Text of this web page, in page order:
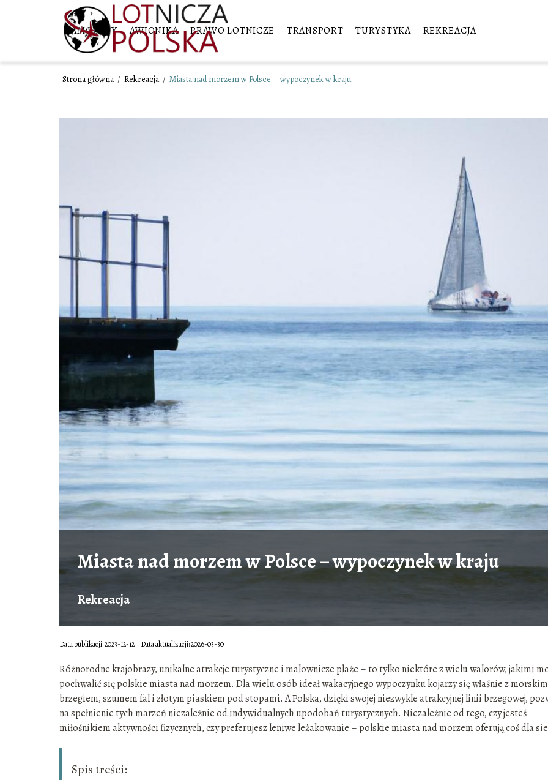
SAMOLOTY AWIONIKA PRAWO LOTNICZE TRANSPORT TURYSTYKA REKREACJA
Strona główna / Rekreacja / Miasta nad morzem w Polsce – wypoczynek w kraju
Miasta nad morzem w Polsce – wypoczynek w kraju
Rekreacja
Data publikacji: 2023-12-12 Data aktualizacji: 2026-03-30
Różnorodne krajobrazy, unikalne atrakcje turystyczne i malownicze plaże – to tylko niektóre z wielu walorów, jakimi
pochwalić się polskie miasta nad morzem. Dla wielu osób ideał wakacyjnego wypoczynku kojarzy się właśnie z morskim
brzegiem, szumem fal i złotym piaskiem pod stopami. A Polska, dzięki swojej niezwykle atrakcyjnej linii brzegowej,
na spełnienie tych marzeń niezależnie od indywidualnych upodobań turystycznych. Niezależnie od tego, czy jesteś
miłośnikiem aktywności fizycznych, czy preferujesz leniwe leżakowanie – polskie miasta nad morzem oferują coś dla
Spis treści: